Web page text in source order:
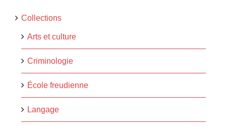
Collections
Arts et culture
Criminologie
École freudienne
Langage